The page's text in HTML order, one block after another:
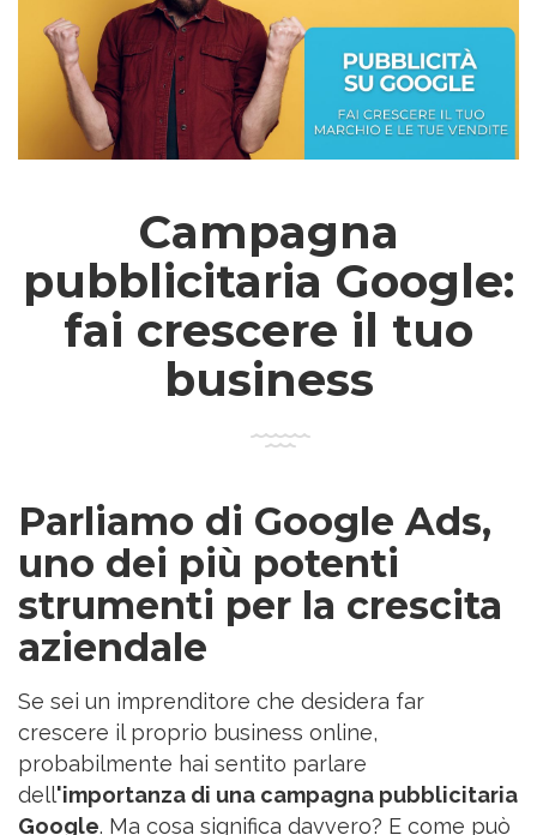
Campagna
pubblicitaria Google:
fai crescere il tuo
business
Parliamo di Google Ads,
uno dei più potenti
strumenti per la crescita
aziendale
Se sei un imprenditore che desidera far
crescere il proprio business online,
probabilmente hai sentito parlare
dell'importanza di una campagna pubblicitaria
Google. Ma cosa significa davvero? E come può